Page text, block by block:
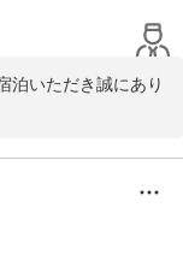
泊いただき誠にあり
モートワークにお役
たしました。またス
いただき、心より